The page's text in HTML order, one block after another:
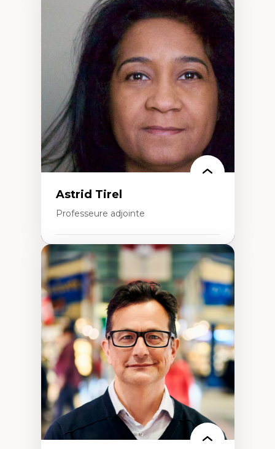
Expertises
Innovation sociale
Technologies sociales
Entrepreneuriat social et collectif
Approches critiques et décoloniales
Discours, récits et narratologie en
management
Transformation socioéconomique des
communautés marginalisées
Politiques d’inclusion et économie solidaire
Études organisationnelles critiques
Créativité et management culturel
Méthodologies qualitatives
Astrid Tirel
Professeure adjointe
Expertises
Art
Anti-discrimination
Décolonisation de l’enseignement, de la
recherche, des institutions administratives
et syndicales
Pluralisme épistémologique et
francophonie
Culture
Politiques culturelles
Vivre ensemble
Anti-racisme
Anti-sexisme
Pratiques non oppressives